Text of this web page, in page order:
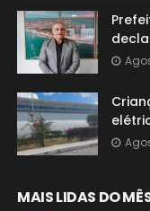
MAIS LIDAS DO